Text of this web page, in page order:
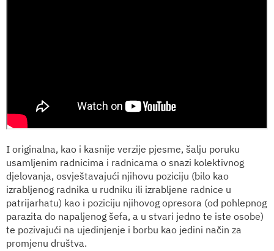
I originalna, kao i kasnije verzije pjesme, šalju poruku
usamljenim radnicima i radnicama o snazi kolektivnog
djelovanja, osvještavajući njihovu poziciju (bilo kao
izrabljenog radnika u rudniku ili izrabljene radnice u
patrijarhatu) kao i poziciju njihovog opresora (od pohlepnog
parazita do napaljenog šefa, a u stvari jedno te iste osobe)
te pozivajući na ujedinjenje i borbu kao jedini način za
promjenu društva.